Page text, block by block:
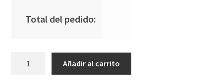
Total del pedido:
Añadir al carrito